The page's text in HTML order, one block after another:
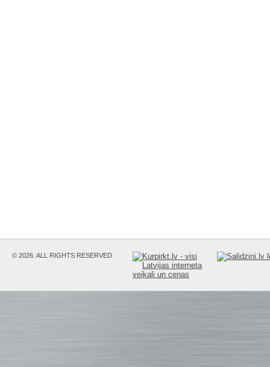
© 2026. ALL RIGHTS RESERVED